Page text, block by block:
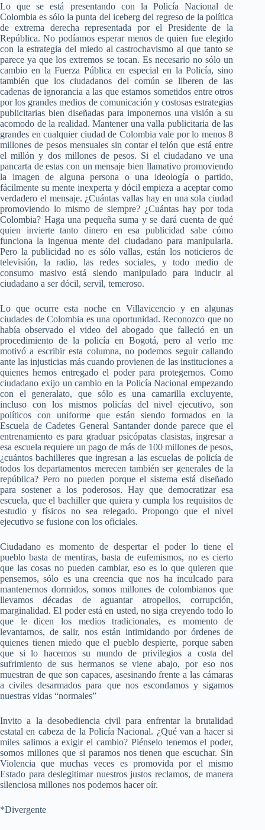
Lo que se está presentando con la Policía Nacional de
Colombia es sólo la punta del iceberg del regreso de la política
de extrema derecha representada por el Presidente de la
República. No podíamos esperar menos de quien fue elegido
con la estrategia del miedo al castrochavismo al que tanto se
parece ya que los extremos se tocan. Es necesario no sólo un
cambio en la Fuerza Pública en especial en la Policía, sino
también que los ciudadanos del común se liberen de las
cadenas de ignorancia a las que estamos sometidos entre otros
por los grandes medios de comunicación y costosas estrategias
publicitarias bien diseñadas para imponernos una visión a su
acomodo de la realidad. Mantener una valla publicitaria de las
grandes en cualquier ciudad de Colombia vale por lo menos 8
millones de pesos mensuales sin contar el telón que está entre
el millón y dos millones de pesos. Si el ciudadano ve una
pancarta de estas con un mensaje bien llamativo promoviendo
la imagen de alguna persona o una ideología o partido,
fácilmente su mente inexperta y dócil empieza a aceptar como
verdadero el mensaje. ¿Cuántas vallas hay en una sola ciudad
promoviendo lo mismo de siempre? ¿Cuántas hay por toda
Colombia? Haga una pequeña suma y se dará cuenta de qué
quien invierte tanto dinero en esa publicidad sabe cómo
funciona la ingenua mente del ciudadano para manipularla.
Pero la publicidad no es sólo vallas, están los noticieros de
televisión, la radio, las redes sociales, y todo medio de
consumo masivo está siendo manipulado para inducir al
ciudadano a ser dócil, servil, temeroso.
Lo que ocurre esta noche en Villavicencio y en algunas
ciudades de Colombia es una oportunidad. Reconozco que no
había observado el video del abogado que falleció en un
procedimiento de la policía en Bogotá, pero al verlo me
motivó a escribir esta columna, no podemos seguir callando
ante las injusticias más cuando provienen de las instituciones a
quienes hemos entregado el poder para protegernos. Como
ciudadano exijo un cambio en la Policía Nacional empezando
con el generalato, que sólo es una camarilla excluyente,
incluso con los mismos policías del nivel ejecutivo, son
políticos con uniforme que están siendo formados en la
Escuela de Cadetes General Santander donde parece que el
entrenamiento es para graduar psicópatas clasistas, ingresar a
esa escuela requiere un pago de más de 100 millones de pesos,
¿cuántos bachilleres que ingresan a las escuelas de policía de
todos los departamentos merecen también ser generales de la
república? Pero no pueden porque el sistema está diseñado
para sostener a los poderosos. Hay que democratizar esa
escuela, que el bachiller que quiera y cumpla los requisitos de
estudio y físicos no sea relegado. Propongo que el nivel
ejecutivo se fusione con los oficiales.
Ciudadano es momento de despertar el poder lo tiene el
pueblo basta de mentiras, basta de eufemismos, no es cierto
que las cosas no pueden cambiar, eso es lo que quieren que
pensemos, sólo es una creencia que nos ha inculcado para
mantenernos dormidos, somos millones de colombianos que
llevamos décadas de aguantar atropellos, corrupción,
marginalidad. El poder está en usted, no siga creyendo todo lo
que le dicen los medios tradicionales, es momento de
levantarnos, de salir, nos están intimidando por órdenes de
quienes tienen miedo que el pueblo despierte, porque saben
que si lo hacemos su mundo de privilegios a costa del
sufrimiento de sus hermanos se viene abajo, por eso nos
muestran de que son capaces, asesinando frente a las cámaras
a civiles desarmados para que nos escondamos y sigamos
nuestras vidas “normales”
Invito a la desobediencia civil para enfrentar la brutalidad
estatal en cabeza de la Policía Nacional. ¿Qué van a hacer si
miles salimos a exigir el cambio? Piénselo tenemos el poder,
somos millones que si paramos nos tienen que escuchar. Sin
Violencia que muchas veces es promovida por el mismo
Estado para deslegitimar nuestros justos reclamos, de manera
silenciosa millones nos podemos hacer oír.
*Divergente